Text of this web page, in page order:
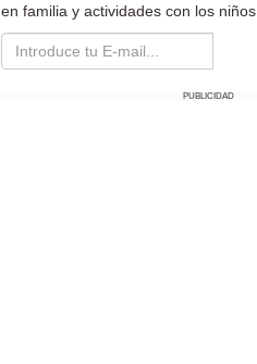
en familia y actividades con los niños.
PUBLICIDAD